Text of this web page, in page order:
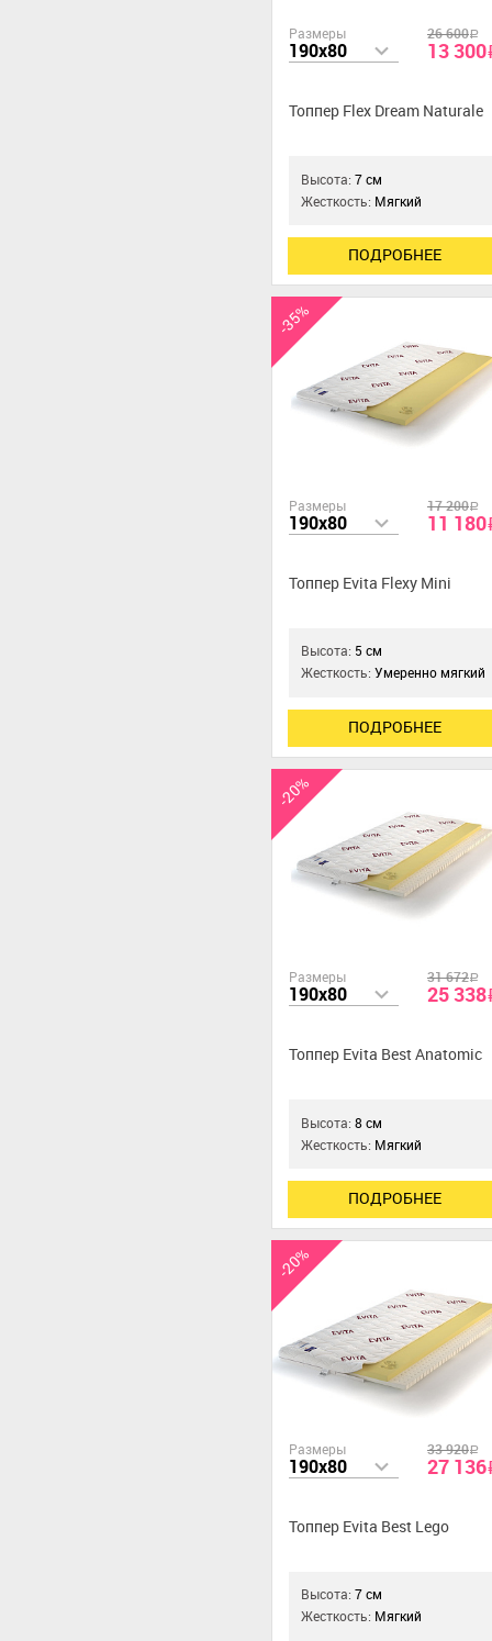
Размеры
190x80
26 600a
13 300
Топпер Flex Dream Naturale
Высота:7 см
Жесткость: Мягкий
ПОДРОБНЕЕ
-35%
Размеры
190x80
17 200a
11 180
Топпер Evita Flexy Mini
Высота: 5 см
Жесткость:Умеренно мягкий
ПОДРОБНЕЕ
-20%
Размеры
190x80
31 672a
25 338
Топпер Evita Best Anatomic
Высота:8 см
Жесткость: Мягкий
ПОДРОБНЕЕ
-20%
Размеры
190x80
33 920a
27 136
Топпер Evita Best Lego
Высота:7 см
Жесткость: Мягкий